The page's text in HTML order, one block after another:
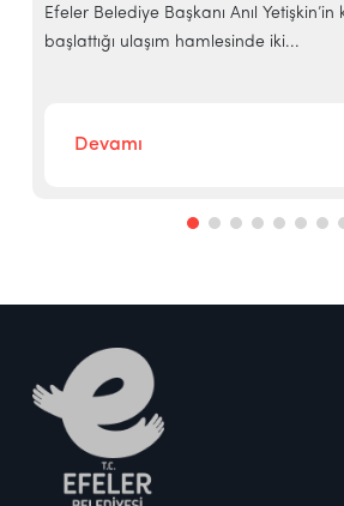
Efeler Belediye Başkanı Anıl
başlattığı ulaşım hamlesinde iki...
Devamı